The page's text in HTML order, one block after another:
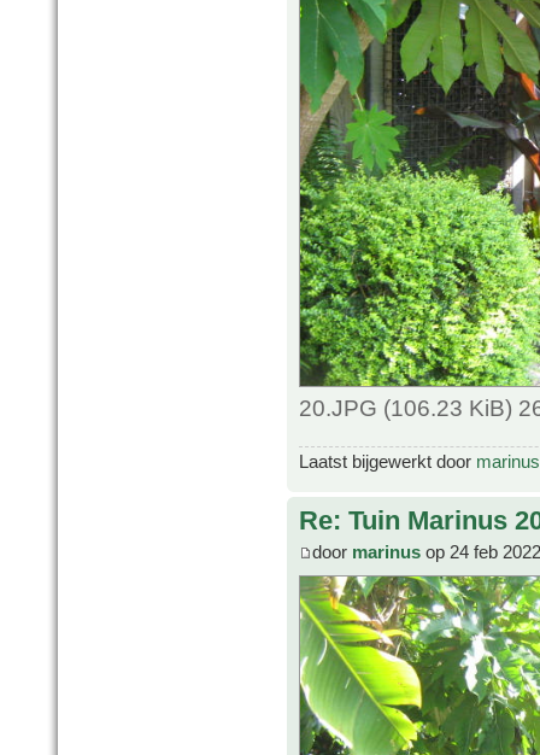
20.JPG (106.23 KiB)
Laatst bijgewerkt door marinus
Re: Tuin Marinus
door marinus op 24 feb